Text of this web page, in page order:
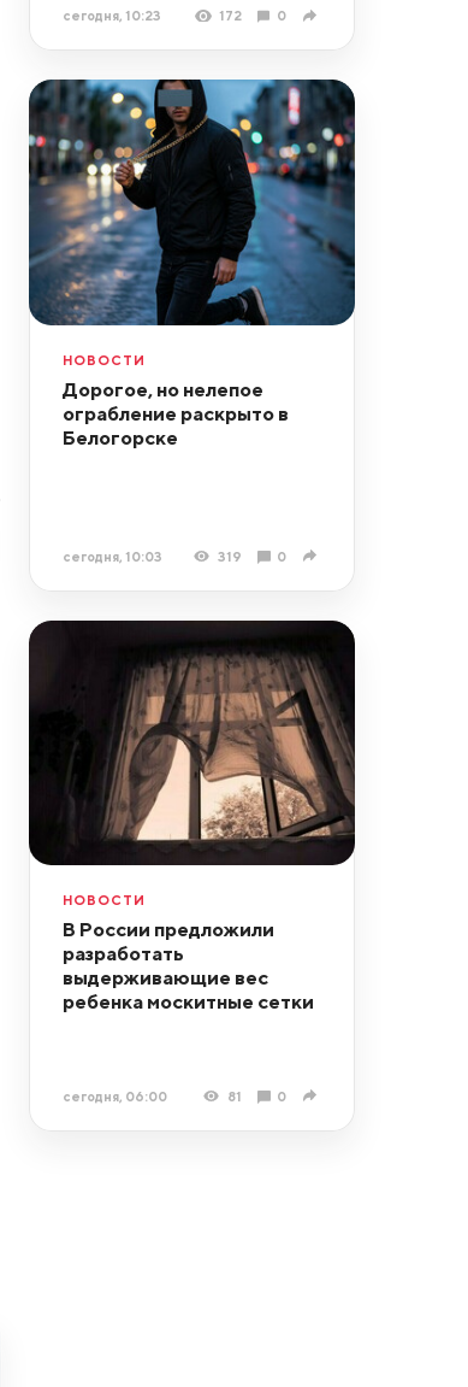
сегодня, 10:23 172 0
НОВОСТИ
Дорогое, но нелепое
ограбление раскрыто в
Белогорске
сегодня, 10:03 319 0
НОВОСТИ
В России предложили
разработать
выдерживающие вес
ребенка москитные сетки
сегодня, 06:00 81 0